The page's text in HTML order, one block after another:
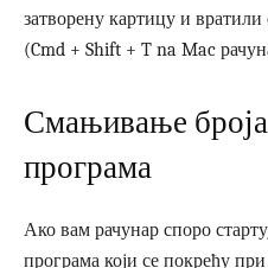
затворену картицу и
(Cmd + Shift + T na Mac
Смањивање
програма
Ако вам рачунар споро
програма који се покрећу